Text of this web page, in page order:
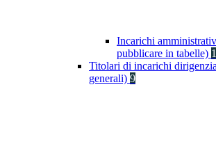
Incarichi
pubblicare in tabelle) 1
Titolari di incarichi
generali) 9